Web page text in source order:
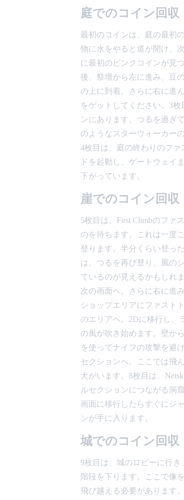
庭でのコイン回収
最初のコインは、庭の最初
物に水をやると道が開け、
に最初のピンクコインが見
後、祭壇から左に進み、豆
の上に到着。さらに右に進
をゲットしてください。3
ンにあります。つるを過ぎ
のようなスターウォーカー
4枚目は、庭の終わりのフ
ドを起動し、ゲートウェイ
下がっています。
崖でのコイン回収
5枚目は、First Climbのファ
のを待ちます。これは一度
登ります。半分くらい登っ
は、つるを再び登り、風の
ているのが見えるかもしれ
次の画面へ。さらに右に進
ショップエリアにファスト
のエリアへ。2Dに移行し、
の風が吹き始めます。壁か
を使ってナイフの攻撃を避
セクションへ。ここでは飛
犬がいます。8枚目は、
ルセクションにつながる洞
画面に移行したらすぐにジ
ンが手に入ります。
城でのコイン回収
9枚目は、城のロビーに行
階段を下ります。ここで像
飛び越える必要があります